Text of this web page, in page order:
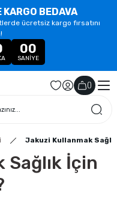
BEDAVA
ücretsiz kargo fırsatını
00
SANIYE
()
Jakuzi Kullanmak
İçin